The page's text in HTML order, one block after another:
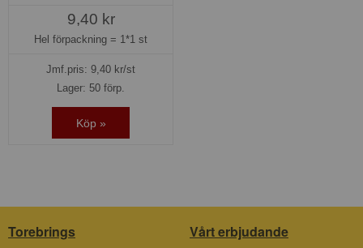
9,40 kr
Hel förpackning = 1*1 st
Jmf.pris: 9,40 kr/st
Lager: 50 förp.
Köp »
Torebrings Vårt erbjudande